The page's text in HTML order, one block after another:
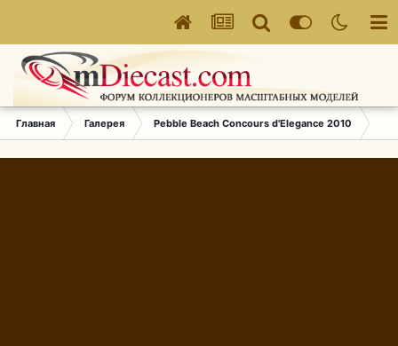
Главная Галерея Pebble Beach Concours d'Elegance 2010